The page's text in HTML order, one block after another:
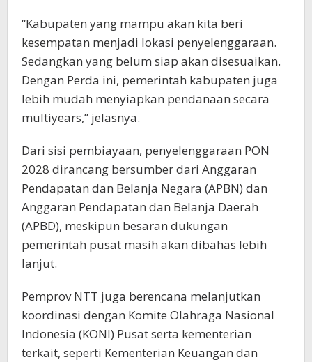
“Kabupaten yang mampu akan kita beri
kesempatan menjadi lokasi penyelenggaraan.
Sedangkan yang belum siap akan disesuaikan.
Dengan Perda ini, pemerintah kabupaten juga
lebih mudah menyiapkan pendanaan secara
multiyears,” jelasnya.
Dari sisi pembiayaan, penyelenggaraan PON
2028 dirancang bersumber dari Anggaran
Pendapatan dan Belanja Negara (APBN) dan
Anggaran Pendapatan dan Belanja Daerah
(APBD), meskipun besaran dukungan
pemerintah pusat masih akan dibahas lebih
lanjut.
Pemprov NTT juga berencana melanjutkan
koordinasi dengan Komite Olahraga Nasional
Indonesia (KONI) Pusat serta kementerian
terkait, seperti Kementerian Keuangan dan